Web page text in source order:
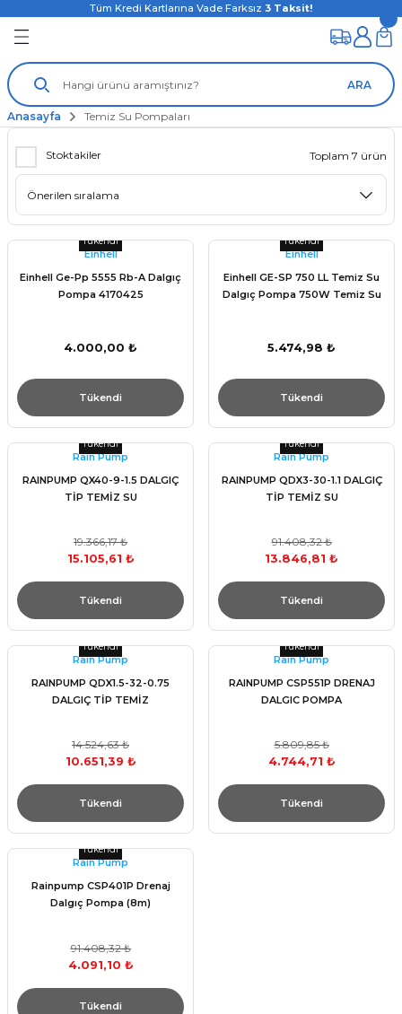
Tüm Kredi Kartlarına Vade Farksız 3 Taksit!
ARA
Anasayfa Temiz Su Pompaları
Stoktakiler Toplam 7 ürün
Tükendi
Einhell
Einhell Ge-Pp 5555 Rb-A Dalgıç
Pompa 4170425
4.000,00 ₺
Tükendi
Tükendi
Einhell
Einhell GE-SP 750 LL Temiz Su
Dalgıç Pompa 750W Temiz Su
5.474,98 ₺
Tükendi
Tükendi
Raın Pump
RAINPUMP QX40-9-1.5 DALGIÇ
TİP TEMİZ SU
19.366,17 ₺
15.105,61 ₺
Tükendi
Tükendi
Raın Pump
RAINPUMP QDX3-30-1.1 DALGIÇ
TİP TEMİZ SU
91.408,32 ₺
13.846,81 ₺
Tükendi
Tükendi
Raın Pump
RAINPUMP QDX1.5-32-0.75
DALGIÇ TİP TEMİZ
14.524,63 ₺
10.651,39 ₺
Tükendi
Tükendi
Raın Pump
RAINPUMP CSP551P DRENAJ
DALGIC POMPA
5.809,85 ₺
4.744,71 ₺
Tükendi
Tükendi
Raın Pump
Rainpump CSP401P Drenaj
Dalgıç Pompa (8m)
91.408,32 ₺
4.091,10 ₺
Tükendi